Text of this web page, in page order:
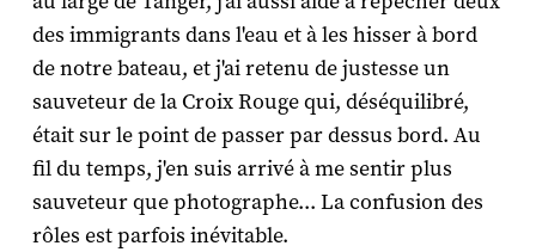
des immigrants dans l'eau et à les hisser à bord
de notre bateau, et j'ai retenu de justesse un
sauveteur de la Croix Rouge qui, déséquilibré,
était sur le point de passer par dessus bord. Au
fil du temps, j'en suis arrivé à me sentir plus
sauveteur que photographe... La confusion des
rôles est parfois inévitable.